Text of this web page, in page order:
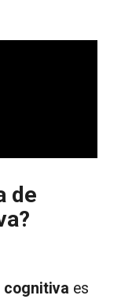
de
cognitiva es